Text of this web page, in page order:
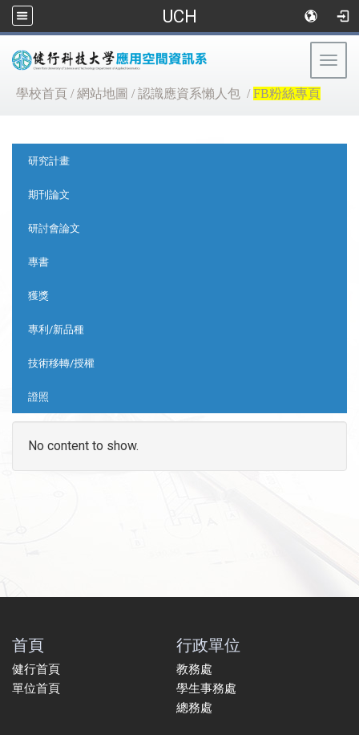
UCH
學校首頁 /網站地圖 /認識應資系懶人包 /FB粉絲專頁
研究計畫
期刊論文
研討會論文
專書
獲獎
專利/新品種
技術移轉/授權
證照
No content to show.
首頁
健行首頁
單位首頁
行政單位
教務處
學生事務處
總務處